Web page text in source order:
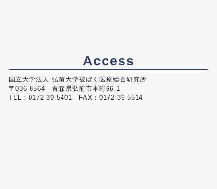
Access
国立大学法人 弘前大学被ばく医療総合研究所
〒036-8564 青森県弘前市本町66-1
TEL：0172-39-5401 FAX：0172-39-5514